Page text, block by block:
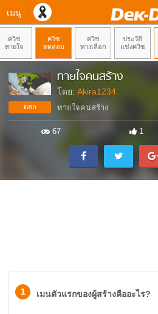
เมนู
ควิซ
ทายใจ
ควิซ
ทดสอบ
ควิซ
ทางเลือก
ประวัติ
แข่งควิซ
ตลก
ทายใจคนสร้าง
โดย: Akira1234
ทายใจคนสร้าง
67 1
1 เมนตัวแรกของผู้สร้างคืออะไร?